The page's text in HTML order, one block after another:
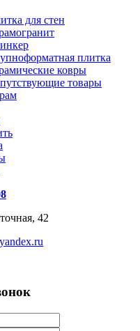
для стен
плитка
ковры
товары
42